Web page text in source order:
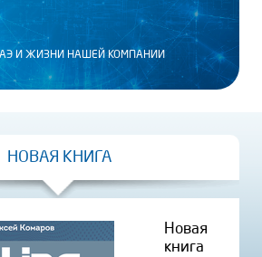
АЭ И ЖИЗНИ НАШЕЙ КОМПАНИИ
НОВАЯ КНИГА
Новая
книга